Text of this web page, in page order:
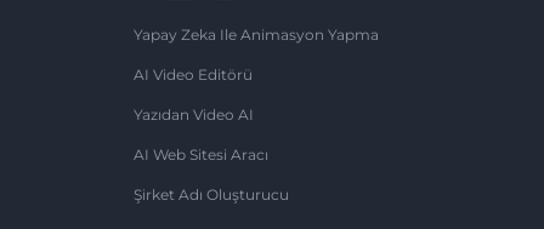
Yapay Zeka Ile Animasyon Yapma
AI Video Editörü
Yazıdan Video AI
AI Web Sitesi Aracı
Şirket Adı Oluşturucu